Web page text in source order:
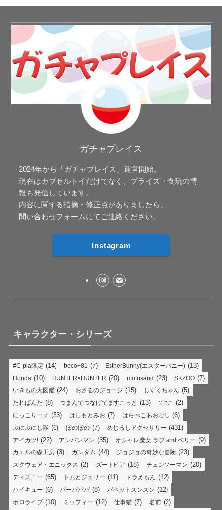
ガチャプレイス
2024年から「ガチャプレイス」運営開始。
現在はカプセルトイだけでなく、プライズ・食玩の情
報も発信しています。
内容に関する指摘・修正点がありましたら、
問い合わせフォームにてご連絡ください。
Instagram
キャラクター・シリーズ
#C-pla限定 (14) beco+81 (7) EstherBunny(エスターバニー) (13)
Honda (10) HUNTER×HUNTER (20) mofusand (23) SKZOO (7)
いきもの大図鑑 (24) おさるのジョージ (15) しずくちゃん (5)
たれぱんだ (8) つまんでつなげてますこっと (13) てnこ (2)
にっこりーノ (53) はしもとみお (7) はらぺこあおむし (6)
ぷにぷにし隊 (6) ぼのぼの (7) めじるしアクセサリー (431)
アイカツ! (22) アンパンマン (35) オシャレ魔女 ラブ and ベリー (9)
カエルの森工房 (3) ガンダム (44) ジョジョの奇妙な冒険 (23)
スクウェア・エニックス (2) ズートピア (18) チェンソーマン (20)
ディズニー (65) トムとジェリー (11) ドラえもん (12)
ハイキュー (6) バーバパパ (8) パペットスンスン (12)
ホロライブ (10) ミッフィー (12) 仕事猫 (7) 名前 (2)